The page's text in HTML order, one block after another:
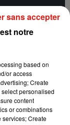
pour la
virale sur
notre
based on
or access
Create
personalised
content
or combinations
services; Create
sans accepter